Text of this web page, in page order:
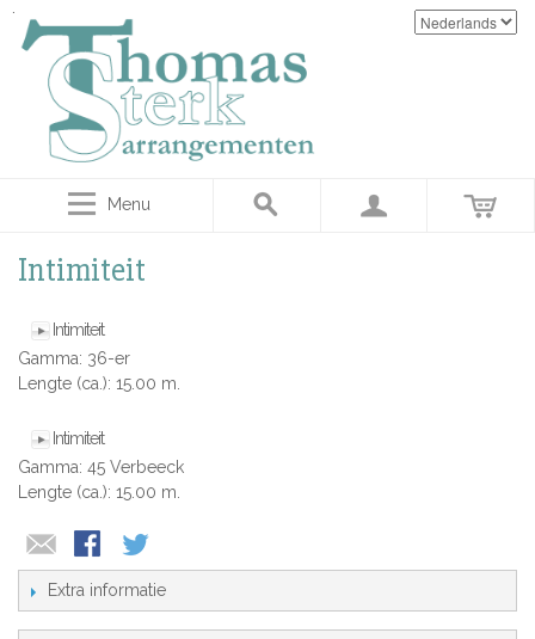
Menu
Intimiteit
Intimiteit
Gamma: 36-er
Lengte (ca.): 15.00 m.
Intimiteit
Gamma: 45 Verbeeck
Lengte (ca.): 15.00 m.
Extra informatie